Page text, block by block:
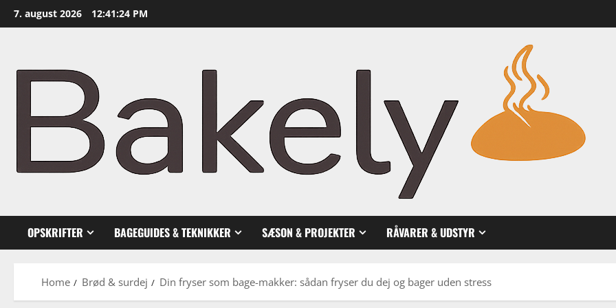
Skip
to
7. august 2026 12:41:25 PM
OPSKRIFTER BAGEGUIDES & TEKNIKKER SÆSON & PROJEKTER RÅVARER & UDSTYR
Home Brød & surdej Din fryser som bage-makker: sådan fryser du dej og bager uden stress